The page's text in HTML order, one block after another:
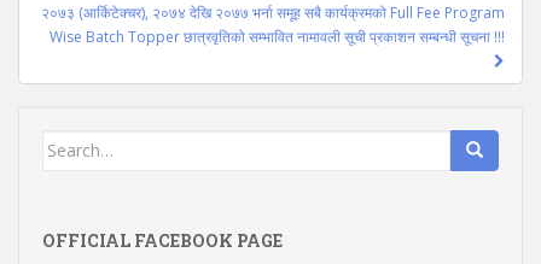
२०७३ (आर्किटेक्चर), २०७४ देखि २०७७ भर्ना समूह सबै कार्यक्रमको Full Fee Program
Wise Batch Topper छात्रवृतिको सम्भावित नामावली सूची प्रकाशन सम्बन्धी सूचना !!!
Search
OFFICIAL FACEBOOK PAGE